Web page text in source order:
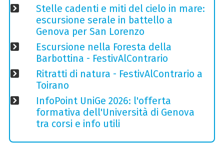
Stelle cadenti e miti del cielo in mare:
escursione serale in battello a
Genova per San Lorenzo
Escursione nella Foresta della
Barbottina - FestivAlContrario
Ritratti di natura - FestivAlContrario a
Toirano
InfoPoint UniGe 2026: l'offerta
formativa dell'Università di Genova
tra corsi e info utili